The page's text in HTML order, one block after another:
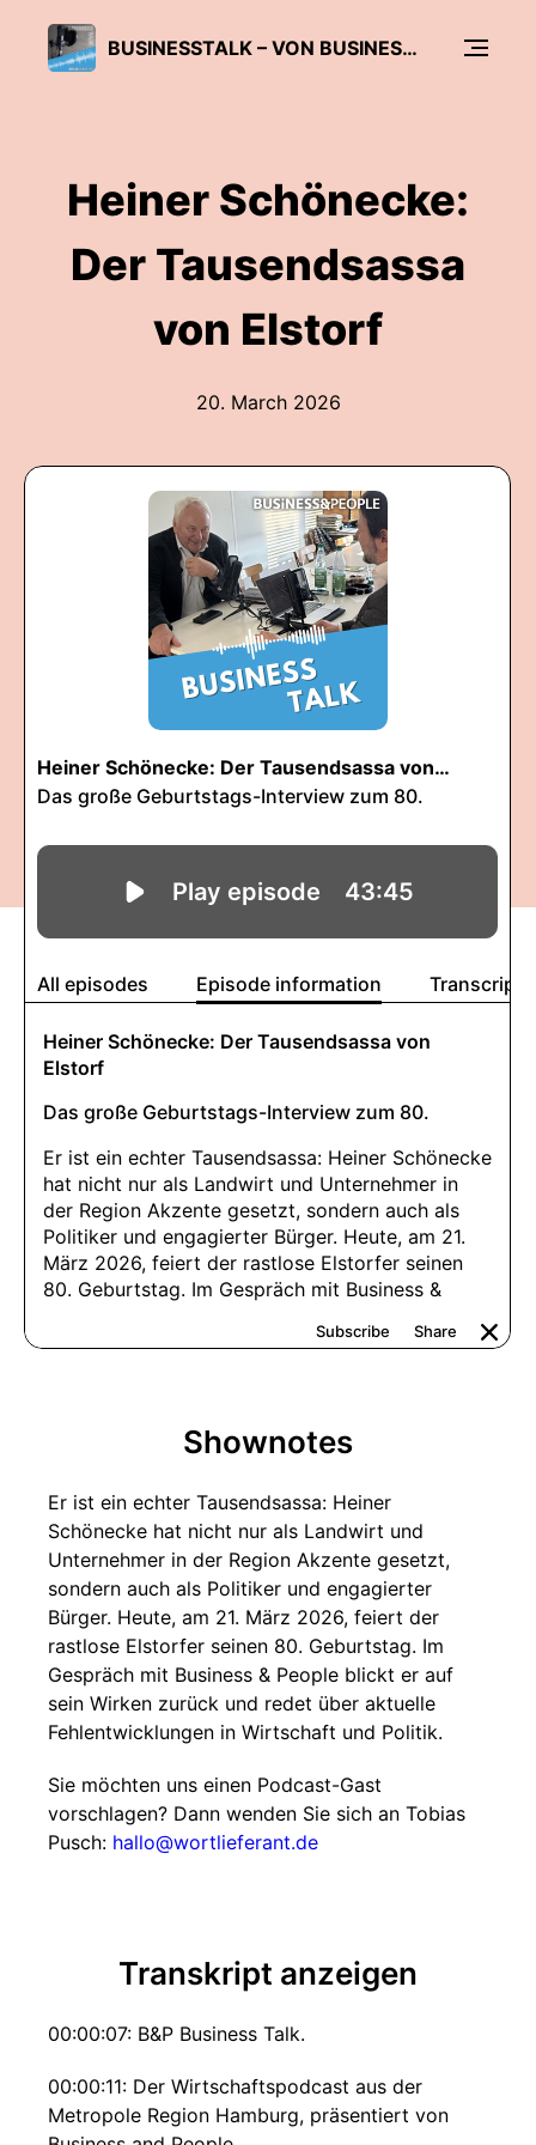
BUSINESSTALK – VON BUSINESS & PEOPLE
Heiner Schönecke:
Der Tausendsassa
von Elstorf
20. March 2026
Shownotes
Er ist ein echter Tausendsassa: Heiner
Schönecke hat nicht nur als Landwirt und
Unternehmer in der Region Akzente gesetzt,
sondern auch als Politiker und engagierter
Bürger. Heute, am 21. März 2026, feiert der
rastlose Elstorfer seinen 80. Geburtstag. Im
Gespräch mit Business & People blickt er auf
sein Wirken zurück und redet über aktuelle
Fehlentwicklungen in Wirtschaft und Politik.
Sie möchten uns einen Podcast-Gast
vorschlagen? Dann wenden Sie sich an Tobias
Pusch: hallo@wortlieferant.de
Transkript anzeigen
00:00:07: B&P Business Talk.
00:00:11: Der Wirtschaftspodcast aus der
Metropole Region Hamburg, präsentiert von